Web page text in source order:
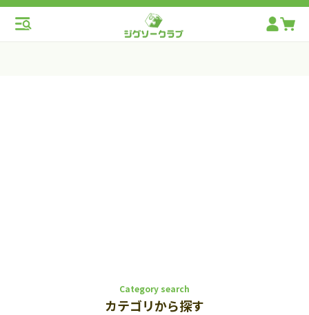
Category search
カテゴリから探す